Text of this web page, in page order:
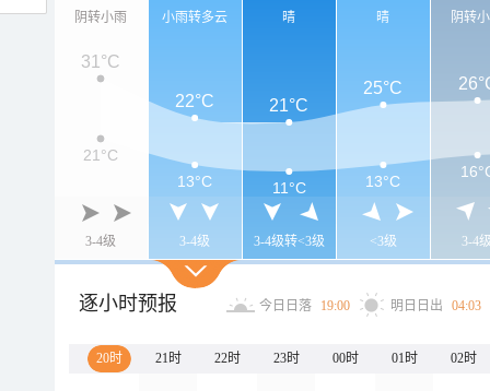
阴转小雨
3-4级
小雨转多云
3-4级
晴
3-4级转<3级
晴
<3级
阴转
3-4
31°C
22°C 21°C
25°C
21°C
13°C
11°C 13°C
逐小时预报 今日日落 19:00 明日日出 04:03
20时 21时 22时 23时 00时 01时 02时